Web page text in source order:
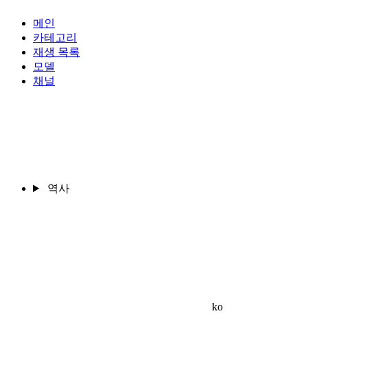
메인
카테고리
재생 목록
모델
채널
역사
ko